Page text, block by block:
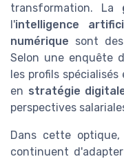
transformation. La
l'intelligence
numérique sont
Selon une enquête
les profils spécialisés
en stratégie
perspectives
Dans cette
continuent